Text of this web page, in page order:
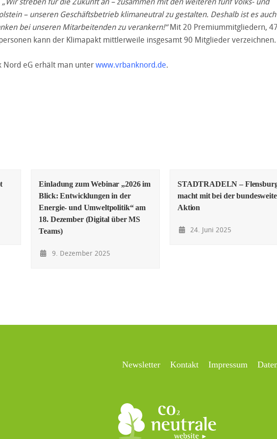
– unseren Geschäftsbetrieb klimaneutral zu gestalten. Deshalb ist es auch
bei unseren Mitarbeitenden zu verankern!“Mit 20 Premiummitgliedern, 47
kann der Klimapakt mittlerweile insgesamt 90 Mitglieder verzeichnen.
Nord eG erhält man unterwww.vrbanknord.de.
Einladung zum Webinar „2026 im
Blick: Entwicklungen in der
Energie- und Umweltpolitik“ am
18. Dezember (Digital über MS
Teams)
9. Dezember 2025
STADTRADELN –
macht mit bei der
Aktion
24. Juni 2025
Newsletter Kontakt Impressum